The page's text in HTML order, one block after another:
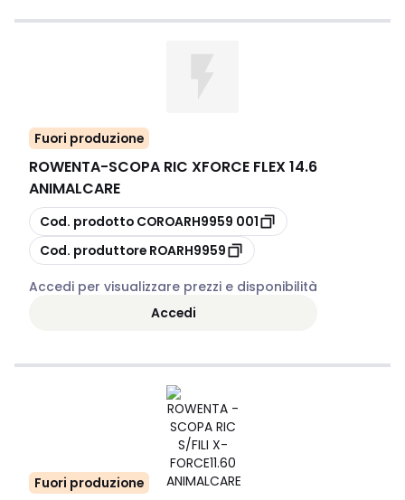
Fuori produzione
ROWENTA-SCOPA RIC XFORCE FLEX 14.6
ANIMALCARE
copia
Cod. prodotto
COROARH9959 001
copia
Cod. produttore ROARH9959
Accedi per visualizzare prezzi e disponibilità
Accedi
Fuori produzione